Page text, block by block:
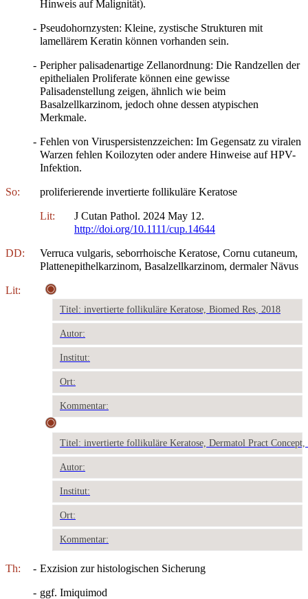
Hinweis auf Malignität).
- Pseudohornzysten: Kleine, zystische Strukturen mit
lamellärem Keratin können vorhanden sein.
- Peripher palisadenartige Zellanordnung: Die Randzellen der
epithelialen Proliferate können eine gewisse
Palisadenstellung zeigen, ähnlich wie beim
Basalzellkarzinom, jedoch ohne dessen atypischen
Merkmale.
- Fehlen von Viruspersistenzzeichen: Im Gegensatz zu viralen
Warzen fehlen Koilozyten oder andere Hinweise auf HPV-
Infektion.
So: proliferierende invertierte follikuläre Keratose
Lit:
J Cutan Pathol. 2024 May 12.
http://doi.org/10.1111/cup.14644
DD:
Verruca vulgaris, seborrhoische Keratose, Cornu cutaneum,
Plattenepithelkarzinom, Basalzellkarzinom, dermaler Nävus
Lit:
Titel: invertierte follikuläre Keratose, Biomed Res, 2018
Autor:
Institut:
Ort:
Kommentar:
Titel: invertierte follikuläre Keratose, Dermatol Pract Concept,
Autor:
Institut:
Ort:
Kommentar:
Th: - Exzision zur histologischen Sicherung
- ggf. Imiquimod